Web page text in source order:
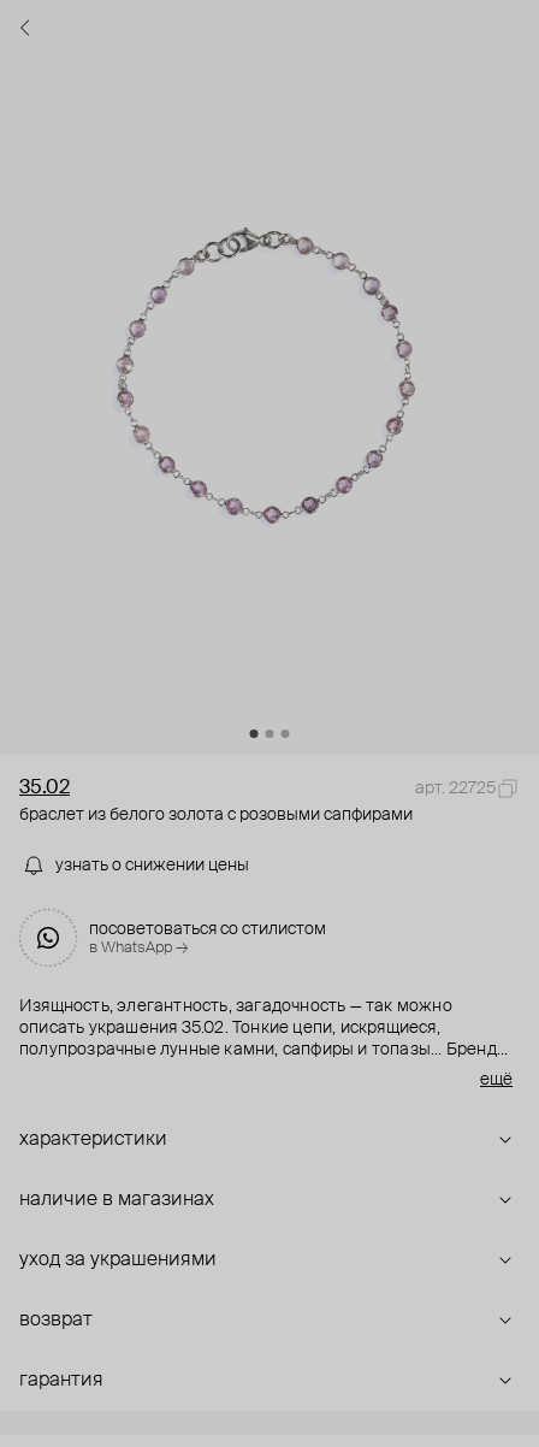
35.02
арт. 22725
браслет из белого золота с розовыми сапфирами
узнать о снижении цены
посоветоваться со стилистом
в WhatsApp →
Изящность, элегантность, загадочность — так можно
описать украшения 35.02. Тонкие цепи, искрящиеся,
полупрозрачные лунные камни, сапфиры и топазы... Бренд
ещё
характеристики
наличие в магазинах
уход за украшениями
возврат
гарантия